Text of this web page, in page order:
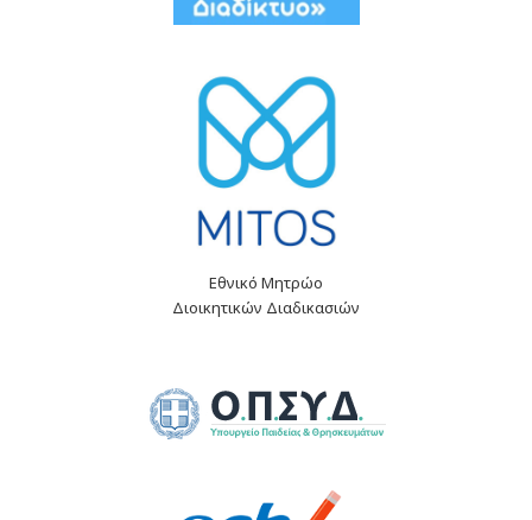
Εθνικό Μητρώο
Διοικητικών Διαδικασιών